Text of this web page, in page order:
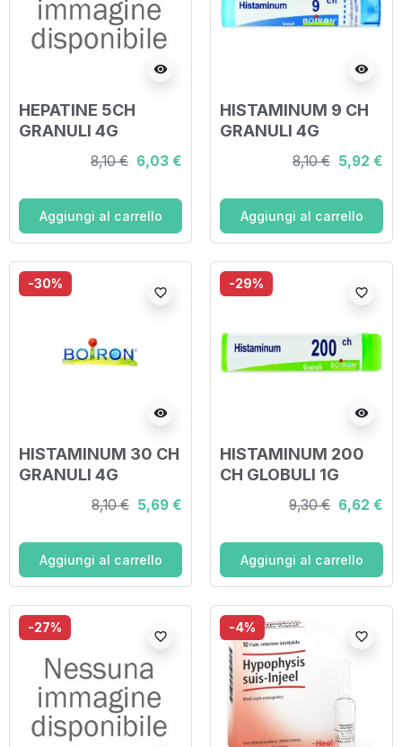
visibility
HEPATINE 5CH
GRANULI 4G
8,10 € 6,03 €
Aggiungi al carrello
visibility
HISTAMINUM 9 CH
GRANULI 4G
8,10 € 5,92 €
Aggiungi al carrello
-30%
visibility
favorite_border
HISTAMINUM 30 CH
GRANULI 4G
8,10 € 5,69 €
Aggiungi al carrello
-29%
visibility
favorite_border
HISTAMINUM 200
CH GLOBULI 1G
9,30 € 6,62 €
Aggiungi al carrello
-27%
favorite_border
-4%
favorite_border